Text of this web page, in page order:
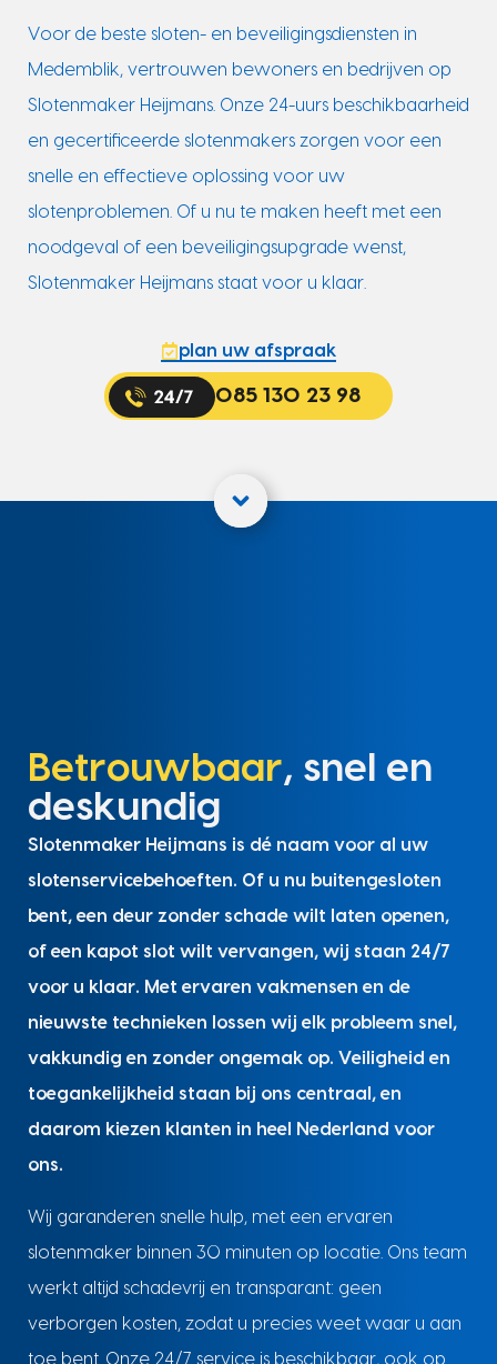
Voor de beste sloten- en beveiligingsdiensten in
Medemblik, vertrouwen bewoners en bedrijven op
Slotenmaker Heijmans. Onze 24-uurs beschikbaarheid
en gecertificeerde slotenmakers zorgen voor een
snelle en effectieve oplossing voor uw
slotenproblemen. Of u nu te maken heeft met een
noodgeval of een beveiligingsupgrade wenst,
Slotenmaker Heijmans staat voor u klaar.
plan uw afspraak
085 130 23 98
Betrouwbaar, snel en
deskundig
Slotenmaker Heijmans is dé naam voor al uw
slotenservicebehoeften. Of u nu buitengesloten
bent, een deur zonder schade wilt laten openen,
of een kapot slot wilt vervangen, wij staan 24/7
voor u klaar. Met ervaren vakmensen en de
nieuwste technieken lossen wij elk probleem snel,
vakkundig en zonder ongemak op. Veiligheid en
toegankelijkheid staan bij ons centraal, en
daarom kiezen klanten in heel Nederland voor
ons.
Wij garanderen snelle hulp, met een ervaren
slotenmaker binnen 30 minuten op locatie. Ons team
werkt altijd schadevrij en transparant: geen
verborgen kosten, zodat u precies weet waar u aan
toe bent. Onze 24/7 service is beschikbaar, ook op